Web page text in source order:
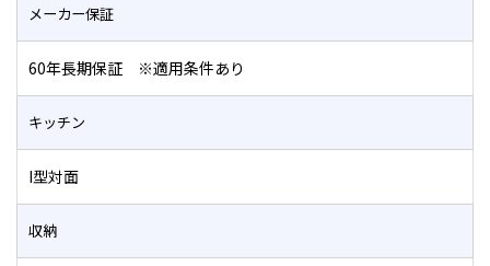
メーカー保証
60年長期保証 ※適用条件あり
キッチン
I型対面
収納